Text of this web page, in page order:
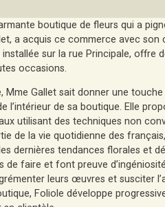
boutique de fleurs qui a
a acquis ce commerce avec
installée sur la rue Principale,
occasions.
Mme Gallet sait donner une
l’intérieur de sa boutique. Elle
utilisant des techniques non
de la vie quotidienne des
dernières tendances florales et
de faire et font preuve
leurs œuvres et susciter
Foliole développe